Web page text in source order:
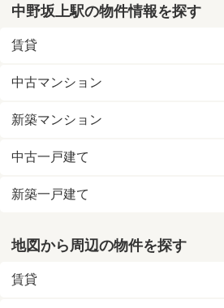
中野坂上駅の物件情報を探す
賃貸
中古マンション
新築マンション
中古一戸建て
新築一戸建て
地図から周辺の物件を探す
賃貸